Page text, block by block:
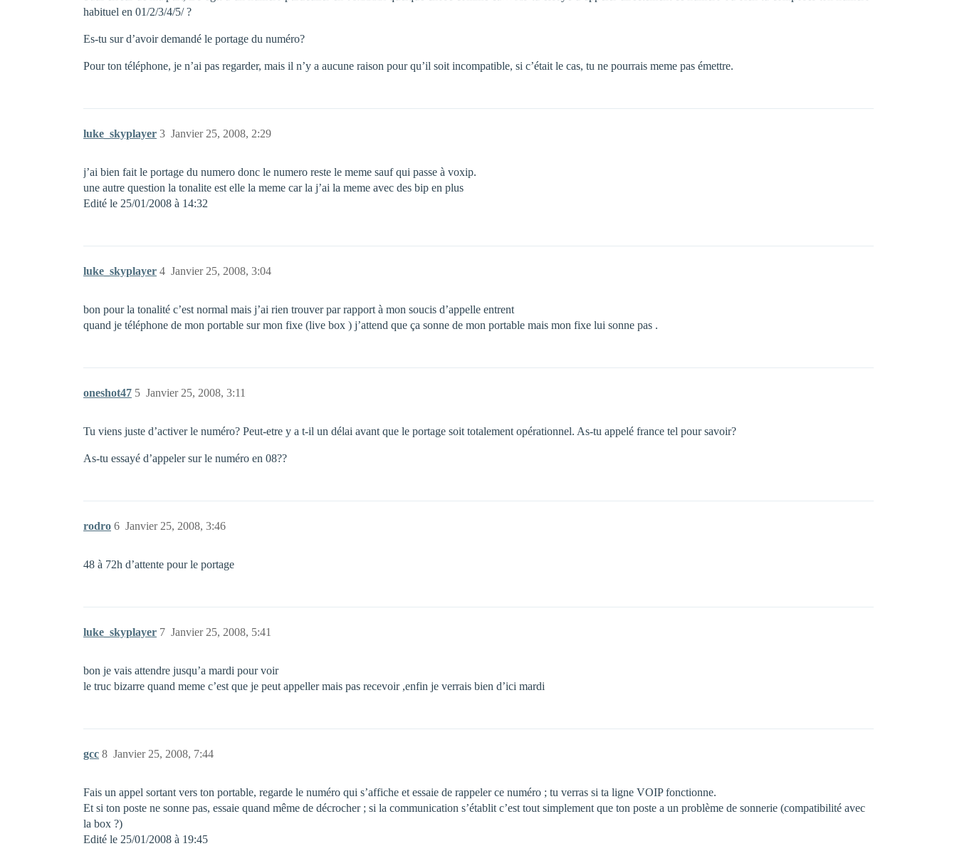
habituel en 01/2/3/4/5/ ?
Es-tu sur d’avoir demandé le portage du numéro?
Pour ton téléphone, je n’ai pas regarder, mais il n’y a aucune raison pour qu’il soit incompatible, si c’était le cas, tu ne pourrais meme pas émettre.
luke_skyplayer Janvier 25, 2008, 2:29
3
j’ai bien fait le portage du numero donc le numero reste le meme sauf qui passe à voxip.
une autre question la tonalite est elle la meme car la j’ai la meme avec des bip en plus
Edité le 25/01/2008 à 14:32
luke_skyplayer Janvier 25, 2008, 3:04
4
bon pour la tonalité c’est normal mais j’ai rien trouver par rapport à mon soucis d’appelle entrent
quand je téléphone de mon portable sur mon fixe (live box ) j’attend que ça sonne de mon portable mais mon fixe lui sonne pas .
oneshot47 Janvier 25, 2008, 3:11
5
Tu viens juste d’activer le numéro? Peut-etre y a t-il un délai avant que le portage soit totalement opérationnel. As-tu appelé france tel pour savoir?
As-tu essayé d’appeler sur le numéro en 08??
rodro Janvier 25, 2008, 3:46
6
48 à 72h d’attente pour le portage
luke_skyplayer Janvier 25, 2008, 5:41
7
bon je vais attendre jusqu’a mardi pour voir
le truc bizarre quand meme c’est que je peut appeller mais pas recevoir ,enfin je verrais bien d’ici mardi
gcc Janvier 25, 2008, 7:44
8
Fais un appel sortant vers ton portable, regarde le numéro qui s’affiche et essaie de rappeler ce numéro ; tu verras si ta ligne VOIP fonctionne.
Et si ton poste ne sonne pas, essaie quand même de décrocher ; si la communication s’établit c’est tout simplement que ton poste a un problème de sonnerie (compatibilité avec
la box ?)
Edité le 25/01/2008 à 19:45